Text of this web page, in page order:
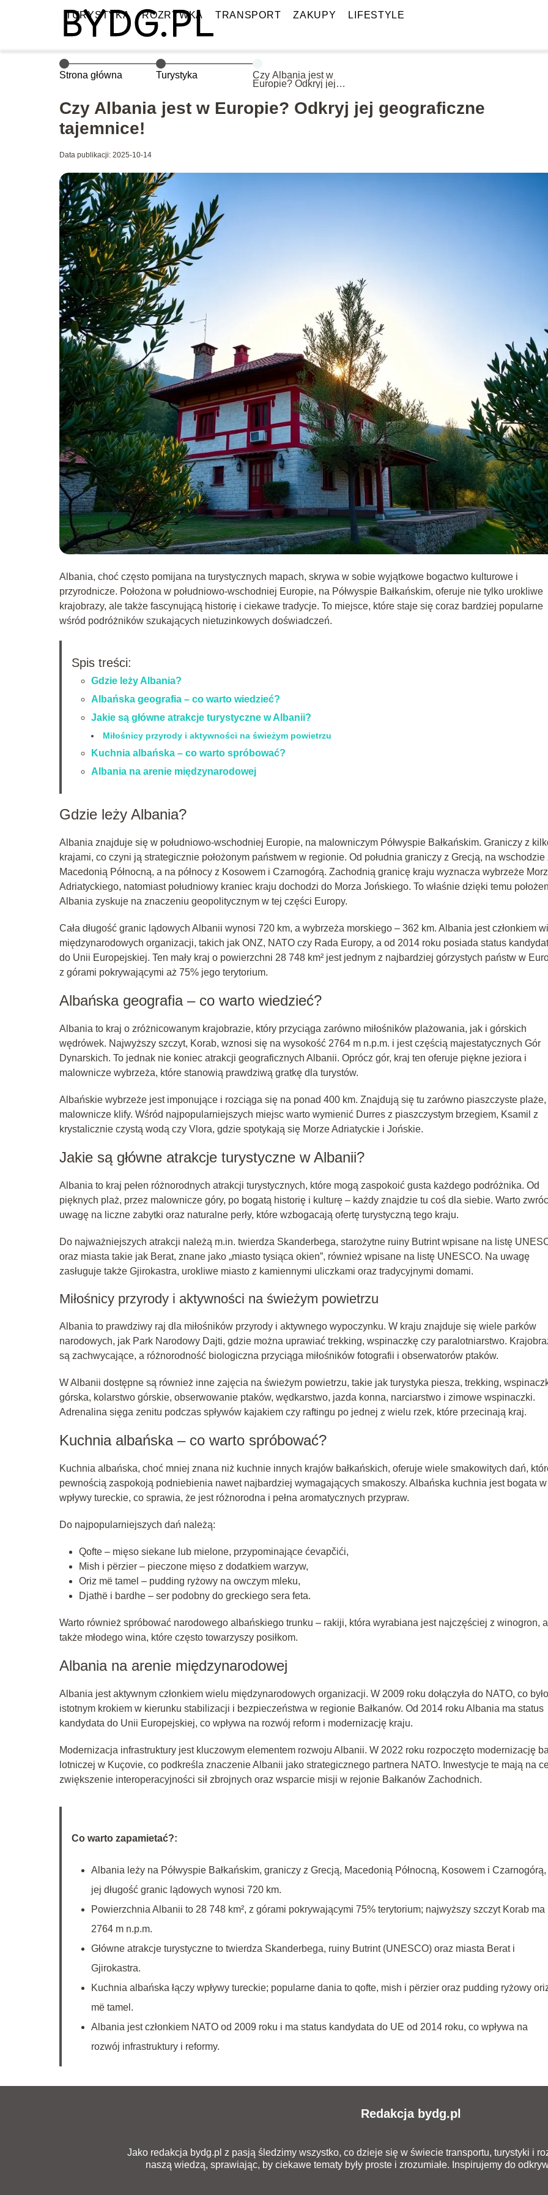
TURYSTYKA ROZRYWKA TRANSPORT ZAKUPY LIFESTYLE
Strona główna Turystyka
Czy Albania jest w
Europie? Odkryj jej
Czy Albania jest w Europie? Odkryj jej geograficzne
tajemnice!
Data publikacji: 2025-10-14
Albania, choć często pomijana na turystycznych mapach, skrywa w sobie wyjątkowe bogactwo kulturowe i
przyrodnicze. Położona w południowo-wschodniej Europie, na Półwyspie Bałkańskim, oferuje nie tylko urokliwe
krajobrazy, ale także fascynującą historię i ciekawe tradycje. To miejsce, które staje się coraz bardziej popularne
wśród podróżników szukających nietuzinkowych doświadczeń.
Spis treści:
Gdzie leży Albania?
Albańska geografia – co warto wiedzieć?
Jakie są główne atrakcje turystyczne w Albanii?
Miłośnicy przyrody i aktywności na świeżym powietrzu
Kuchnia albańska – co warto spróbować?
Albania na arenie międzynarodowej
Gdzie leży Albania?
Albania znajduje się w południowo-wschodniej Europie, na malowniczym Półwyspie Bałkańskim. Graniczy z
krajami, co czyni ją strategicznie położonym państwem w regionie. Od południa graniczy z Grecją, na wschodzie
Macedonią Północną, a na północy z Kosowem i Czarnogórą. Zachodnią granicę kraju wyznacza wybrzeże
Adriatyckiego, natomiast południowy kraniec kraju dochodzi do Morza Jońskiego. To właśnie dzięki temu
Albania zyskuje na znaczeniu geopolitycznym w tej części Europy.
Cała długość granic lądowych Albanii wynosi 720 km, a wybrzeża morskiego – 362 km. Albania jest członkiem
międzynarodowych organizacji, takich jak ONZ, NATO czy Rada Europy, a od 2014 roku posiada status
do Unii Europejskiej. Ten mały kraj o powierzchni 28 748 km² jest jednym z najbardziej górzystych państw w
z górami pokrywającymi aż 75% jego terytorium.
Albańska geografia – co warto wiedzieć?
Albania to kraj o zróżnicowanym krajobrazie, który przyciąga zarówno miłośników plażowania, jak i górskich
wędrówek. Najwyższy szczyt, Korab, wznosi się na wysokość 2764 m n.p.m. i jest częścią majestatycznych Gór
Dynarskich. To jednak nie koniec atrakcji geograficznych Albanii. Oprócz gór, kraj ten oferuje piękne jeziora i
malownicze wybrzeża, które stanowią prawdziwą gratkę dla turystów.
Albańskie wybrzeże jest imponujące i rozciąga się na ponad 400 km. Znajdują się tu zarówno piaszczyste plaże,
malownicze klify. Wśród najpopularniejszych miejsc warto wymienić Durres z piaszczystym brzegiem, Ksamil z
krystalicznie czystą wodą czy Vlora, gdzie spotykają się Morze Adriatyckie i Jońskie.
Jakie są główne atrakcje turystyczne w Albanii?
Albania to kraj pełen różnorodnych atrakcji turystycznych, które mogą zaspokoić gusta każdego podróżnika. Od
pięknych plaż, przez malownicze góry, po bogatą historię i kulturę – każdy znajdzie tu coś dla siebie. Warto
uwagę na liczne zabytki oraz naturalne perły, które wzbogacają ofertę turystyczną tego kraju.
Do najważniejszych atrakcji należą m.in. twierdza Skanderbega, starożytne ruiny Butrint wpisane na listę
oraz miasta takie jak Berat, znane jako „miasto tysiąca okien”, również wpisane na listę UNESCO. Na uwagę
zasługuje także Gjirokastra, urokliwe miasto z kamiennymi uliczkami oraz tradycyjnymi domami.
Miłośnicy przyrody i aktywności na świeżym powietrzu
Albania to prawdziwy raj dla miłośników przyrody i aktywnego wypoczynku. W kraju znajduje się wiele parków
narodowych, jak Park Narodowy Dajti, gdzie można uprawiać trekking, wspinaczkę czy paralotniarstwo.
są zachwycające, a różnorodność biologiczna przyciąga miłośników fotografii i obserwatorów ptaków.
W Albanii dostępne są również inne zajęcia na świeżym powietrzu, takie jak turystyka piesza, trekking,
górska, kolarstwo górskie, obserwowanie ptaków, wędkarstwo, jazda konna, narciarstwo i zimowe wspinaczki.
Adrenalina sięga zenitu podczas spływów kajakiem czy raftingu po jednej z wielu rzek, które przecinają kraj.
Kuchnia albańska – co warto spróbować?
Kuchnia albańska, choć mniej znana niż kuchnie innych krajów bałkańskich, oferuje wiele smakowitych dań,
pewnością zaspokoją podniebienia nawet najbardziej wymagających smakoszy. Albańska kuchnia jest bogata w
wpływy tureckie, co sprawia, że jest różnorodna i pełna aromatycznych przypraw.
Do najpopularniejszych dań należą:
Qofte – mięso siekane lub mielone, przypominające ćevapčići,
Mish i përzier – pieczone mięso z dodatkiem warzyw,
Oriz më tamel – pudding ryżowy na owczym mleku,
Djathë i bardhe – ser podobny do greckiego sera feta.
Warto również spróbować narodowego albańskiego trunku – rakiji, która wyrabiana jest najczęściej z winogron, a
także młodego wina, które często towarzyszy posiłkom.
Albania na arenie międzynarodowej
Albania jest aktywnym członkiem wielu międzynarodowych organizacji. W 2009 roku dołączyła do NATO, co było
istotnym krokiem w kierunku stabilizacji i bezpieczeństwa w regionie Bałkanów. Od 2014 roku Albania ma status
kandydata do Unii Europejskiej, co wpływa na rozwój reform i modernizację kraju.
Modernizacja infrastruktury jest kluczowym elementem rozwoju Albanii. W 2022 roku rozpoczęto modernizację
lotniczej w Kuçovie, co podkreśla znaczenie Albanii jako strategicznego partnera NATO. Inwestycje te mają na
zwiększenie interoperacyjności sił zbrojnych oraz wsparcie misji w rejonie Bałkanów Zachodnich.
Co warto zapamietać?:
Albania leży na Półwyspie Bałkańskim, graniczy z Grecją, Macedonią Północną, Kosowem i Czarnogórą,
jej długość granic lądowych wynosi 720 km.
Powierzchnia Albanii to 28 748 km², z górami pokrywającymi 75% terytorium; najwyższy szczyt Korab ma
2764 m n.p.m.
Główne atrakcje turystyczne to twierdza Skanderbega, ruiny Butrint (UNESCO) oraz miasta Berat i
Gjirokastra.
Kuchnia albańska łączy wpływy tureckie; popularne dania to qofte, mish i përzier oraz pudding ryżowy
më tamel.
Albania jest członkiem NATO od 2009 roku i ma status kandydata do UE od 2014 roku, co wpływa na
rozwój infrastruktury i reformy.
Redakcja bydg.pl
Jako redakcja bydg.pl z pasją śledzimy wszystko, co dzieje się w świecie transportu, turystyki i
naszą wiedzą, sprawiając, by ciekawe tematy były proste i zrozumiałe. Inspirujemy do